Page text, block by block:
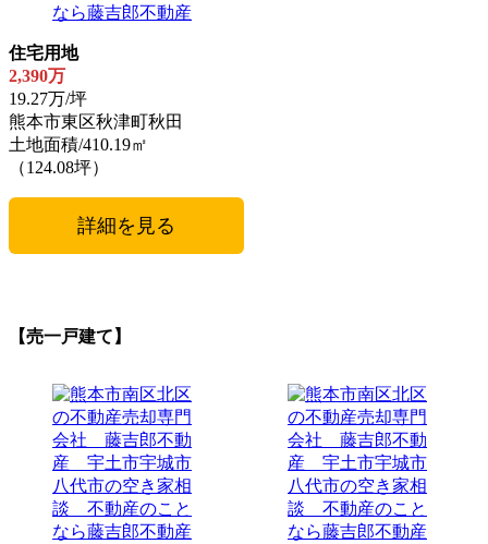
住宅用地
2,390万
19.27万/坪
熊本市東区秋津町秋田
土地面積/410.19㎡
（124.08坪）
詳細を見る
【売一戸建て】